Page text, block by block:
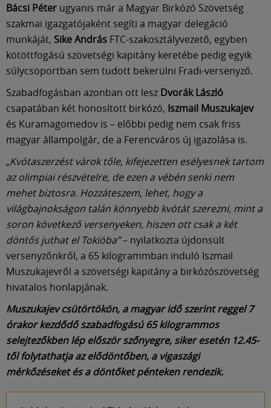
Bácsi Péter ugyanis már a Magyar Birkózó Szövetség
szakmai igazgatójaként segíti a magyar delegáció
munkáját, Sike András FTC-szakosztályvezető, egyben
kötöttfogású szövetségi kapitány keretébe pedig egyik
súlycsoportban sem tudott bekerülni Fradi-versenyző.
Szabadfogásban azonban ott lesz Dvorák László
csapatában két honosított birkózó, Iszmail Muszukajev
és Kuramagomedov is – előbbi pedig nem csak friss
magyar állampolgár, de a Ferencváros új igazolása is.
„Kvótaszerzést várok tőle, kifejezetten esélyesnek tartom
az olimpiai részvételre, de ezen a vébén senki nem
mehet biztosra. Hozzáteszem, lehet, hogy a
világbajnokságon talán könnyebb kvótát szerezni, mint a
soron következő versenyeken, hiszen ott csak a két
döntős juthat el Tokióba”– nyilatkozta újdonsült
versenyzőnkről, a 65 kilogrammban induló Iszmail
Muszukajevről a szövetségi kapitány a birkózószövetség
hivatalos honlapjának.
Muszukajev csütörtökön, a magyar idő szerint reggel 7
órakor kezdődő szabadfogású 65 kilogrammos
selejtezőkben lép először szőnyegre, siker esetén 12.45-
től folytathatja az elődöntőben, a vigaszági
mérkőzéseket és a döntőket pénteken rendezik.